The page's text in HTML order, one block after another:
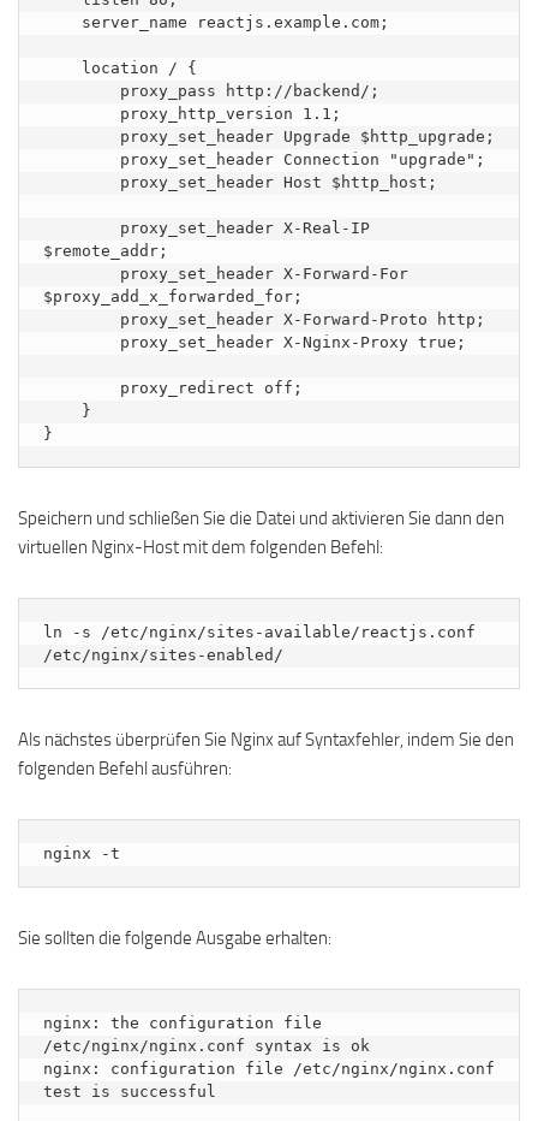
$remote_addr;
$proxy_add_x_forwarded_for;
Speichern und schließen Sie die Datei und aktivieren Sie dann den
virtuellen Nginx-Host mit dem folgenden Befehl:
ln -s /etc/nginx/sites-available/reactjs.conf
/etc/nginx/sites-enabled/
Als nächstes überprüfen Sie Nginx auf Syntaxfehler, indem Sie den
folgenden Befehl ausführen:
nginx -t
Sie sollten die folgende Ausgabe erhalten:
nginx: the configuration file
/etc/nginx/nginx.conf syntax is ok
nginx: configuration file /etc/nginx/nginx.conf